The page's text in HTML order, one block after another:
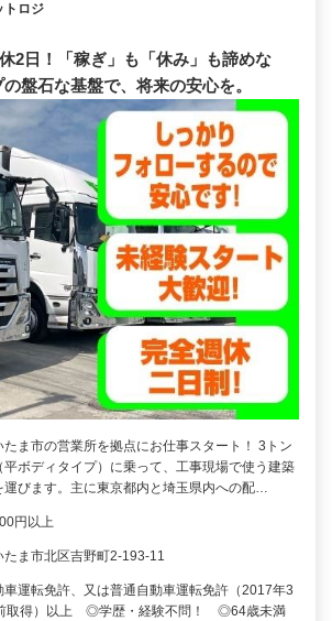
トロジ
2日！「稼ぎ」も「休み」も諦めな
盤石な基盤で、将来の安心を。
たま市の営業所を拠点にお仕事スタート！ 3トン
平ボディタイプ）に乗って、工事現場で使う建築
運びます。主に東京都内と埼玉県内への配…
円以上
たま市北区吉野町2-193-11
車運転免許、又は普通自動車運転免許（2017年3
取得）以上 ◎学歴・経験不問！ ◎64歳未満